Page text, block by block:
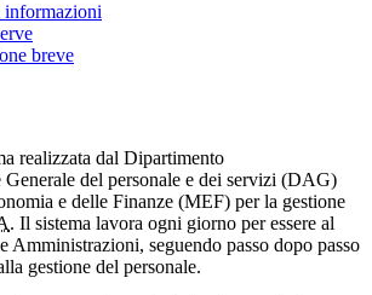
breve
realizzata dal Dipartimento
del personale e dei servizi (DAG)
e delle Finanze (MEF) per la gestione
. Il sistema lavora ogni giorno per essere al
Amministrazioni, seguendo passo dopo passo
gestione del personale.